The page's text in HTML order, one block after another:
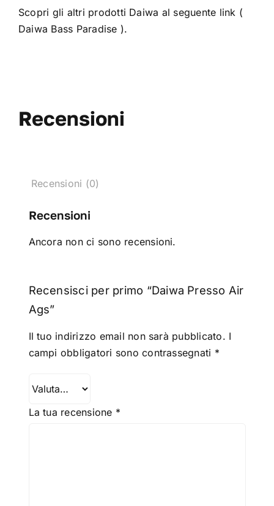
Scopri gli altri prodotti Daiwa al seguente link (
Daiwa Bass Paradise ).
Recensioni
Recensioni (0)
Recensioni
Ancora non ci sono recensioni.
Recensisci per primo “Daiwa Presso Air
Ags”
Il tuo indirizzo email non sarà pubblicato. I
campi obbligatori sono contrassegnati *
La tua recensione *